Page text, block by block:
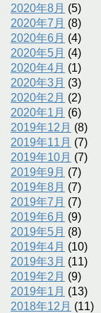
2020年8月 (5)
2020年7月 (8)
2020年6月 (4)
2020年5月 (4)
2020年4月 (1)
2020年3月 (3)
2020年2月 (2)
2020年1月 (6)
2019年12月 (8)
2019年11月 (7)
2019年10月 (7)
2019年9月 (7)
2019年8月 (7)
2019年7月 (7)
2019年6月 (9)
2019年5月 (8)
2019年4月 (10)
2019年3月 (11)
2019年2月 (9)
2019年1月 (13)
2018年12月 (11)